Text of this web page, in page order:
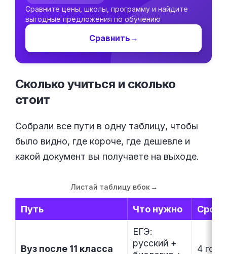
Сравните цены, школы, программу и найдите
выгодные предложения по обучению
Сравнить →
Сколько учиться и сколько
стоит
Собрали все пути в одну таблицу, чтобы
было видно, где короче, где дешевле и
какой документ вы получаете на выходе.
Листай таблицу вбок→
Путь Что нужно Срок
Вуз после 11 класса
ЕГЭ:
русский +
4 года